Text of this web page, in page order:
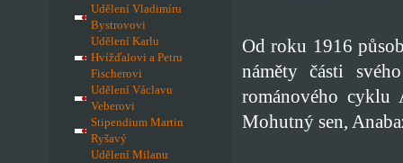
Udělení Vladimíru
Bystrovovi
Udělení Karlu
Hvížďalovi a Petru
Fischerovi
Udělení Václavu
Veberovi
Stipendium Martin
Ryšavý
Udělení Milanu
Od roku 1916
náměty části
románového
Mohutný sen,